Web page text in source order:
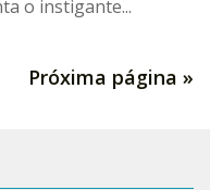
o instigante...
Próxima página »